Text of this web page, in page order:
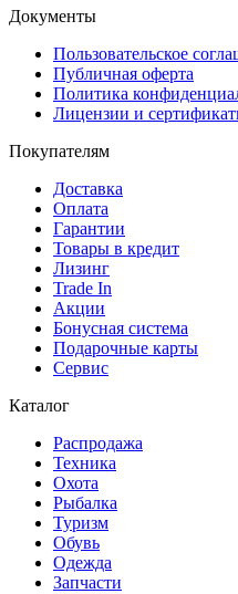
Документы
Пользовательское
Публичная оферта
Политика
Лицензии и
Покупателям
Доставка
Оплата
Гарантии
Товары в кредит
Лизинг
Trade In
Акции
Бонусная система
Подарочные карты
Сервис
Каталог
Распродажа
Техника
Охота
Рыбалка
Туризм
Обувь
Одежда
Запчасти